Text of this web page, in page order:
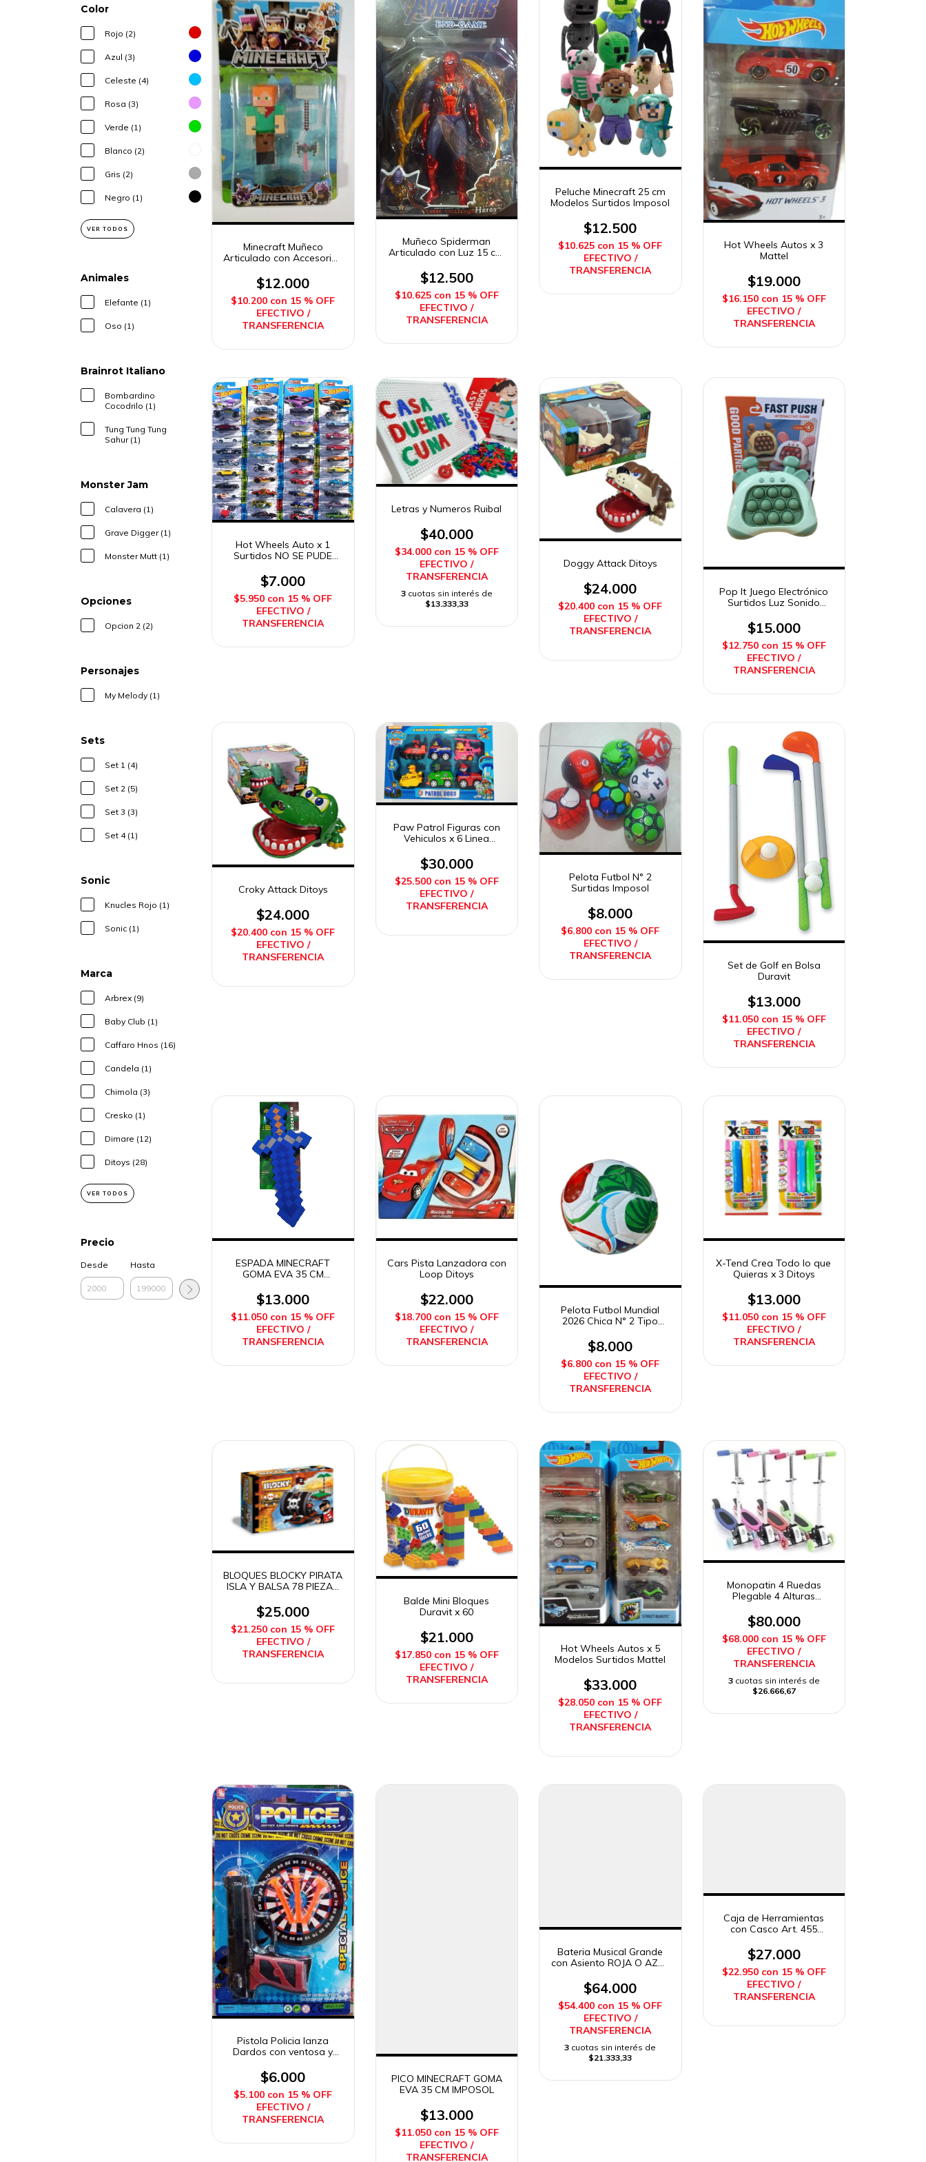
Color
Rojo (2)
Azul (3)
Celeste (4)
Rosa (3)
Verde (1)
Blanco (2)
Gris (2)
Negro (1)
VER TODOS
Animales
Elefante (1)
Oso (1)
Brainrot Italiano
Bombardino
Cocodrilo (1)
Tung Tung Tung
Sahur (1)
Monster Jam
Calavera (1)
Grave Digger (1)
Monster Mutt (1)
Opciones
Opcion 2 (2)
Personajes
My Melody (1)
Sets
Set 1 (4)
Set 2 (5)
Set 3 (3)
Set 4 (1)
Sonic
Knucles Rojo (1)
Sonic (1)
Marca
Arbrex (9)
Baby Club (1)
Caffaro Hnos (16)
Candela (1)
Chimola (3)
Cresko (1)
Dimare (12)
Ditoys (28)
VER TODOS
Precio
Desde Hasta
Minecraft Muñeco
Articulado con Accesorios
$12.000
$10.200 con 15 % OFF
EFECTIVO /
TRANSFERENCIA
Muñeco Spiderman
Articulado con Luz 15 cm
$12.500
$10.625 con 15 % OFF
EFECTIVO /
TRANSFERENCIA
Peluche Minecraft 25 cm
Modelos Surtidos Imposol
$12.500
$10.625 con 15 % OFF
EFECTIVO /
TRANSFERENCIA
Hot Wheels Autos x 3
Mattel
$19.000
$16.150 con 15 % OFF
EFECTIVO /
TRANSFERENCIA
Hot Wheels Auto x 1
Surtidos NO SE PUDE
$7.000
$5.950 con 15 % OFF
EFECTIVO /
TRANSFERENCIA
Letras y Numeros Ruibal
$40.000
$34.000 con 15 % OFF
EFECTIVO /
TRANSFERENCIA
3 cuotas sin interés de
$13.333,33
Doggy Attack Ditoys
$24.000
$20.400 con 15 % OFF
EFECTIVO /
TRANSFERENCIA
Pop It Juego Electrónico
Surtidos Luz Sonido
Imposol
$15.000
$12.750 con 15 % OFF
EFECTIVO /
TRANSFERENCIA
Croky Attack Ditoys
$24.000
$20.400 con 15 % OFF
EFECTIVO /
TRANSFERENCIA
Paw Patrol Figuras con
Vehiculos x 6 Linea
$30.000
$25.500 con 15 % OFF
EFECTIVO /
TRANSFERENCIA
Pelota Futbol N° 2
Surtidas Imposol
$8.000
$6.800 con 15 % OFF
EFECTIVO /
TRANSFERENCIA
Set de Golf en Bolsa
Duravit
$13.000
$11.050 con 15 % OFF
EFECTIVO /
TRANSFERENCIA
ESPADA MINECRAFT
GOMA EVA 35 CM
$13.000
$11.050 con 15 % OFF
EFECTIVO /
TRANSFERENCIA
Cars Pista Lanzadora con
Loop Ditoys
$22.000
$18.700 con 15 % OFF
EFECTIVO /
TRANSFERENCIA
Pelota Futbol Mundial
2026 Chica N° 2 Tipo
$8.000
$6.800 con 15 % OFF
EFECTIVO /
TRANSFERENCIA
X-Tend Crea Todo lo que
Quieras x 3 Ditoys
$13.000
$11.050 con 15 % OFF
EFECTIVO /
TRANSFERENCIA
BLOQUES BLOCKY PIRATA
ISLA Y BALSA 78 PIEZAS
$25.000
$21.250 con 15 % OFF
EFECTIVO /
TRANSFERENCIA
Balde Mini Bloques
Duravit x 60
$21.000
$17.850 con 15 % OFF
EFECTIVO /
TRANSFERENCIA
Hot Wheels Autos x 5
Modelos Surtidos Mattel
$33.000
$28.050 con 15 % OFF
EFECTIVO /
TRANSFERENCIA
Monopatin 4 Ruedas
Plegable 4 Alturas
$80.000
$68.000 con 15 % OFF
EFECTIVO /
TRANSFERENCIA
3 cuotas sin interés de
$26.666,67
Pistola Policia lanza
Dardos con ventosa y
$6.000
$5.100 con 15 % OFF
EFECTIVO /
TRANSFERENCIA
PICO MINECRAFT GOMA
EVA 35 CM IMPOSOL
$13.000
$11.050 con 15 % OFF
EFECTIVO /
TRANSFERENCIA
Bateria Musical Grande
con Asiento ROJA O AZUL
$64.000
$54.400 con 15 % OFF
EFECTIVO /
TRANSFERENCIA
3 cuotas sin interés de
$21.333,33
Caja de Herramientas
con Casco Art. 455
$27.000
$22.950 con 15 % OFF
EFECTIVO /
TRANSFERENCIA